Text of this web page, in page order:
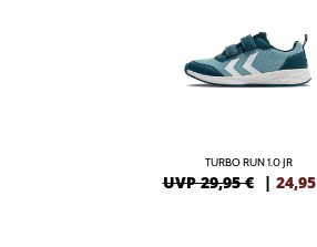
TURBO RUN 1.0 JR
UVP 29,95 € | 24,95